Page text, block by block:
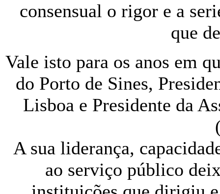
consensual o rigor e a
que
Vale isto para os anos em
do Porto de Sines,
Lisboa e Presidente da
A sua liderança,
ao serviço público